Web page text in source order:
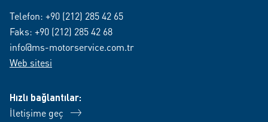
Telefon: +90 (212) 285 42 65
Faks: +90 (212) 285 42 68
info@ms-motorservice.com.tr
Web sitesi
Hızlı bağlantılar:
İletişime geç